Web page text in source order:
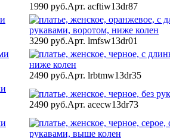
1990 руб.Арт. acftiw13dr87
3290 руб.Арт. lmfsw13dr01
2490 руб.Арт. lrbtmw13dr35
2490 руб.Арт. acecw13dr73